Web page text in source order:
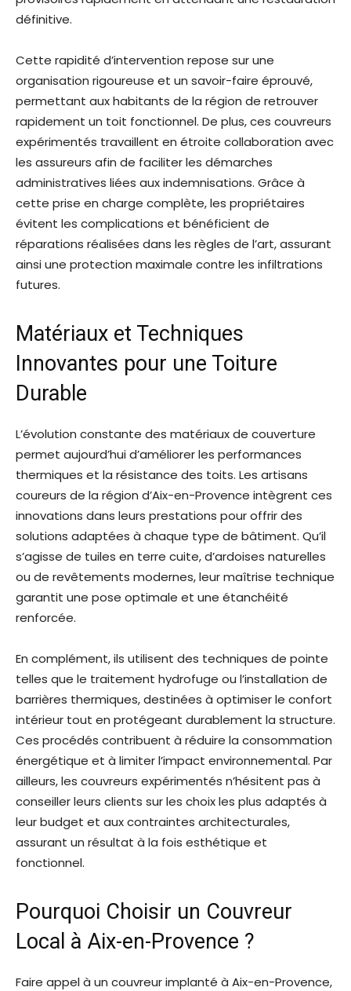
définitive.
Cette rapidité d’intervention repose sur une
organisation rigoureuse et un savoir-faire éprouvé,
permettant aux habitants de la région de retrouver
rapidement un toit fonctionnel. De plus, ces couvreurs
expérimentés travaillent en étroite collaboration avec
les assureurs afin de faciliter les démarches
administratives liées aux indemnisations. Grâce à
cette prise en charge complète, les propriétaires
évitent les complications et bénéficient de
réparations réalisées dans les règles de l’art, assurant
ainsi une protection maximale contre les infiltrations
futures.
Matériaux et Techniques
Innovantes pour une Toiture
Durable
L’évolution constante des matériaux de couverture
permet aujourd’hui d’améliorer les performances
thermiques et la résistance des toits. Les artisans
coureurs de la région d’Aix-en-Provence intègrent ces
innovations dans leurs prestations pour offrir des
solutions adaptées à chaque type de bâtiment. Qu’il
s’agisse de tuiles en terre cuite, d’ardoises naturelles
ou de revêtements modernes, leur maîtrise technique
garantit une pose optimale et une étanchéité
renforcée.
En complément, ils utilisent des techniques de pointe
telles que le traitement hydrofuge ou l’installation de
barrières thermiques, destinées à optimiser le confort
intérieur tout en protégeant durablement la structure.
Ces procédés contribuent à réduire la consommation
énergétique et à limiter l’impact environnemental. Par
ailleurs, les couvreurs expérimentés n’hésitent pas à
conseiller leurs clients sur les choix les plus adaptés à
leur budget et aux contraintes architecturales,
assurant un résultat à la fois esthétique et
fonctionnel.
Pourquoi Choisir un Couvreur
Local à Aix-en-Provence ?
Faire appel à un couvreur implanté à Aix-en-Provence,